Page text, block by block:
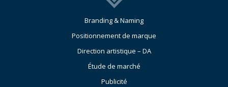
Branding & Naming
Positionnement de marque
Direction artistique – DA
Étude de marché
Publicité